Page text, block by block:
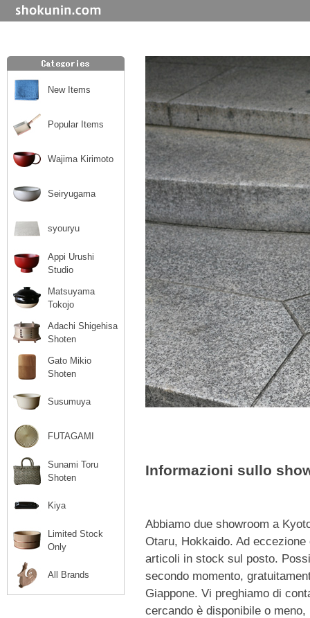
New Items
Popular Items
Wajima Kirimoto
Seiryugama
syouryu
Appi Urushi
Studio
Matsuyama
Tokojo
Adachi Shigehisa
Shoten
Gato Mikio
Shoten
Susumuya
FUTAGAMI
Sunami Toru
Shoten
Kiya
Limited Stock
Only
All Brands
Informazioni sullo
Abbiamo due showroom a
Otaru, Hokkaido. Ad
articoli in stock sul posto.
secondo momento,
Giappone. Vi preghiamo di
cercando è disponibile o